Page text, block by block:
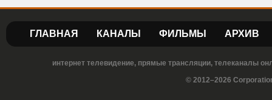
ГЛАВНАЯ КАНАЛЫ ФИЛЬМЫ АРХИВ
интернет телевидение, прямые трансляции, телеканалы
© 2012–2026